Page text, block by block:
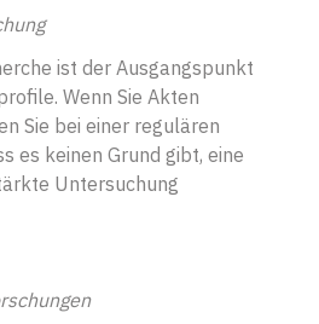
ist der Ausgangspunkt
Wenn Sie Akten
Sie bei einer regulären
es keinen Grund gibt, eine
Untersuchung